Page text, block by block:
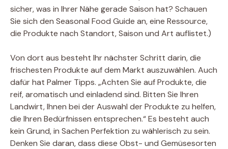
sicher, was in Ihrer Nähe gerade Saison hat? Schauen
Sie sich den Seasonal Food Guide an, eine Ressource,
die Produkte nach Standort, Saison und Art auflistet.)
Von dort aus besteht Ihr nächster Schritt darin, die
frischesten Produkte auf dem Markt auszuwählen. Auch
dafür hat Palmer Tipps. „Achten Sie auf Produkte, die
reif, aromatisch und einladend sind. Bitten Sie Ihren
Landwirt, Ihnen bei der Auswahl der Produkte zu helfen,
die Ihren Bedürfnissen entsprechen.“ Es besteht auch
kein Grund, in Sachen Perfektion zu wählerisch zu sein.
Denken Sie daran, dass diese Obst- und Gemüsesorten